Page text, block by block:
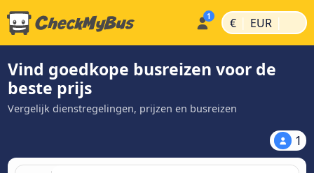
€ | EUR |
Vind goedkope busreizen voor de
beste prijs
Vergelijk dienstregelingen, prijzen en busreizen
1